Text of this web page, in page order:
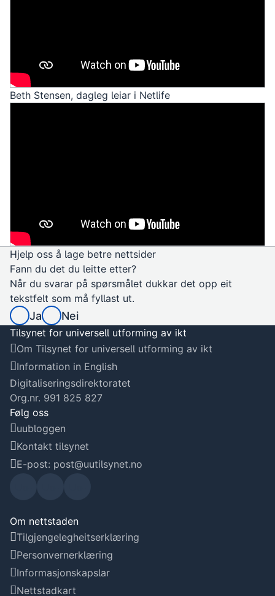
Beth Stensen, dagleg leiar i Netlife
Hjelp oss å lage betre nettsider
Fann du det du leitte etter?
Når du svarar på spørsmålet dukkar det opp eit
tekstfelt som må fyllast ut.
Ja Nei
Tilsynet for universell utforming av ikt
Om Tilsynet for universell utforming av ikt
Information in English
Digitaliseringsdirektoratet
Org.nr. 991 825 827
Følg oss
uubloggen
Kontakt tilsynet
E-post: post@uutilsynet.no
tilsyn
et sin
Linke
et si
Faceb
tilsyn
et sin
Instag
Om nettstaden
Tilgjengelegheitserklæring
Personvernerklæring
Informasjonskapslar
Nettstadkart